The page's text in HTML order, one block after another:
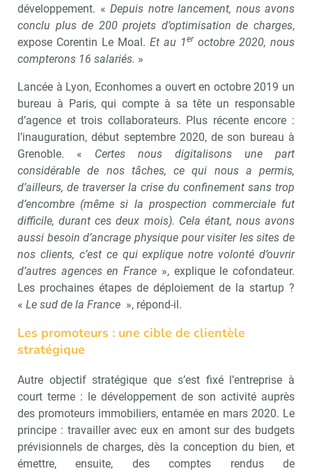
développement. « Depuis notre lancement, nous avons
conclu plus de 200 projets d’optimisation de charges,
expose Corentin Le Moal. Et au 1eroctobre 2020, nous
compterons 16 salariés. »
Lancée à Lyon, Econhomes a ouvert en octobre 2019 un
bureau à Paris, qui compte à sa tête un responsable
d’agence et trois collaborateurs. Plus récente encore :
l’inauguration, début septembre 2020, de son bureau à
Grenoble. « Certes nous digitalisons une part
considérable de nos tâches, ce qui nous a permis,
d’ailleurs, de traverser la crise du confinement sans trop
d’encombre (même si la prospection commerciale fut
difficile, durant ces deux mois). Cela étant, nous avons
aussi besoin d’ancrage physique pour visiter les sites de
nos clients, c’est ce qui explique notre volonté d’ouvrir
d’autres agences en France », explique le cofondateur.
Les prochaines étapes de déploiement de la startup ?
« Le sud de la France », répond-il.
Les promoteurs : une cible de clientèle
stratégique
Autre objectif stratégique que s’est fixé l’entreprise à
court terme : le développement de son activité auprès
des promoteurs immobiliers, entamée en mars 2020. Le
principe : travailler avec eux en amont sur des budgets
prévisionnels de charges, dès la conception du bien, et
émettre, ensuite, des comptes rendus de